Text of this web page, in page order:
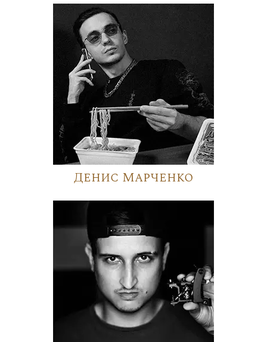
Денис Марченко